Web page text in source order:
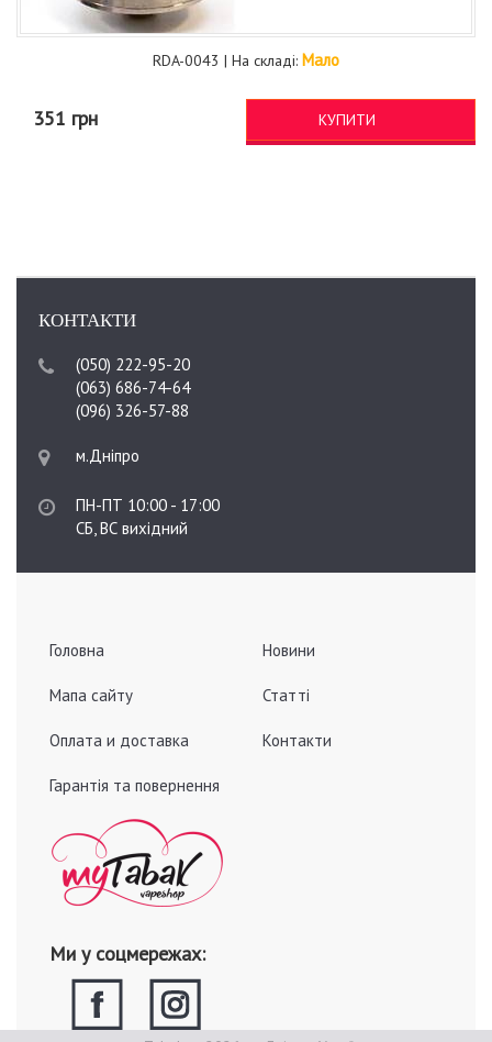
RDA-0043 | На складі: Мало
351 грн КУПИТИ
КОНТАКТИ
(050) 222-95-20
(063) 686-74-64
(096) 326-57-88
м.Дніпро
ПН-ПТ 10:00 - 17:00
СБ, ВС вихідний
Головна
Мапа сайту
Оплата и доставка
Гарантія та повернення
Новини
Статті
Контакти
Ми у соцмережах: